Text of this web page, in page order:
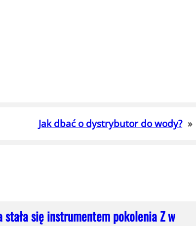
Jak dbać o dystrybutor do wody? »
się instrumentem pokolenia Z w